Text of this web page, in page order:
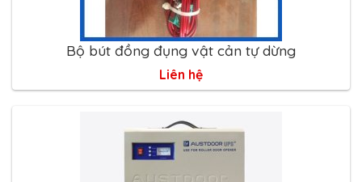
Bộ bút đồng đụng vật cản tự dừng
Liên hệ